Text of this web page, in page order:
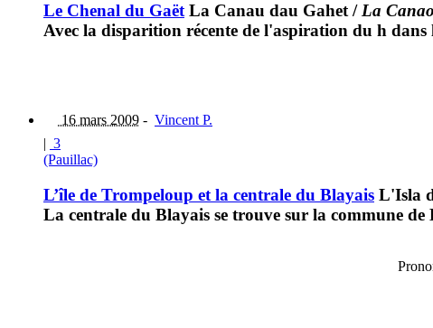
Le Chenal du GaëtLa Canau dau Gahet/La
Avec la disparition récente de l'aspiration du h dans
16 mars 2009 - Vincent P.
| 3
(Pauillac)
L’île de Trompeloup et la centrale du Blayais L'Isla
La centrale du Blayais se trouve sur la commune